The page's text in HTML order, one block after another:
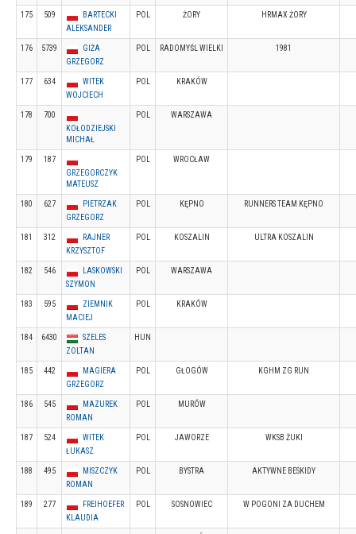
175 509
BARTECKI
ALEKSANDER
POL ŻORY HRMAX ŻORY
176 5739
GIŻA
GRZEGORZ
POL RADOMYŚL WIELKI 1981
177 634
WITEK
WOJCIECH
POL KRAKÓW
178
700
KOŁODZIEJSKI
MICHAŁ
POL WARSZAWA
179
187
GRZEGORCZYK
MATEUSZ
POL WROCŁAW
180 627
PIETRZAK
GRZEGORZ
POL KĘPNO RUNNERS TEAM KĘPNO
181 312
RAJNER
KRZYSZTOF
POL KOSZALIN ULTRA KOSZALIN
182 546
LASKOWSKI
SZYMON
POL WARSZAWA
183 595
ZIEMNIK
MACIEJ
POL KRAKÓW
184 6430
SZELES
ZOLTAN
HUN
185 442
MAGIERA
GRZEGORZ
POL GŁOGÓW KGHM ZG RUN
186 545
MAZUREK
ROMAN
POL MURÓW
187 524
WITEK
ŁUKASZ
POL JAWORZE WKSB ŻUKI
188 495
MISZCZYK
ROMAN
POL BYSTRA AKTYWNE BESKIDY
189 277
FREIHOEFER
KLAUDIA
POL SOSNOWIEC W POGONI ZA DUCHEM